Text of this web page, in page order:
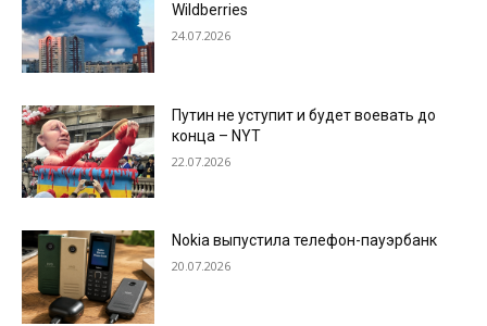
Wildberries
24.07.2026
Путин не уступит и будет воевать до
конца – NYT
22.07.2026
Nokia выпустила телефон-пауэрбанк
20.07.2026